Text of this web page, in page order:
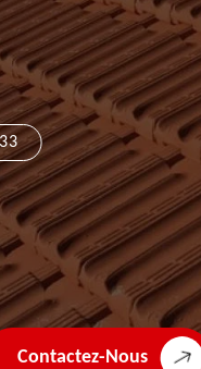
Contactez-Nous